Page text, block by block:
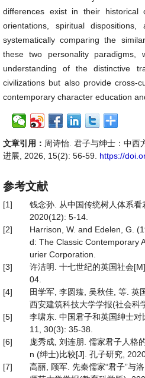
differences exist in their historical
orientations, spiritual
systematically comparing the
these two personality
understanding of the distinctive
civilizations but also provide cross-
contemporary character education
文章引用： 周诗怡. 君子与绅士：中西
进展, 2026, 15(2): 56-59. https://
参考文献
[1]
钱念孙. 从中国传统树人体系看
2020(12): 5-14.
[2]
Harrison, W. and Edelen, G.
d: The Classic Contemporary
urier Corporation.
[3]
许洁明. 十七世纪的英国社会
04.
[4]
田学军, 李圆臻, 吴秋佳, 等. 英
西安建筑科技大学学报(社会科
[5]
李啸东. 中国君子和英国绅士
11, 30(3): 35-38.
[6]
庞秀成, 刘连朋. 儒家君子人
n (绅士)比较[J]. 孔子研究,
[7]
高丽, 顾军. 先秦儒家“君子”与